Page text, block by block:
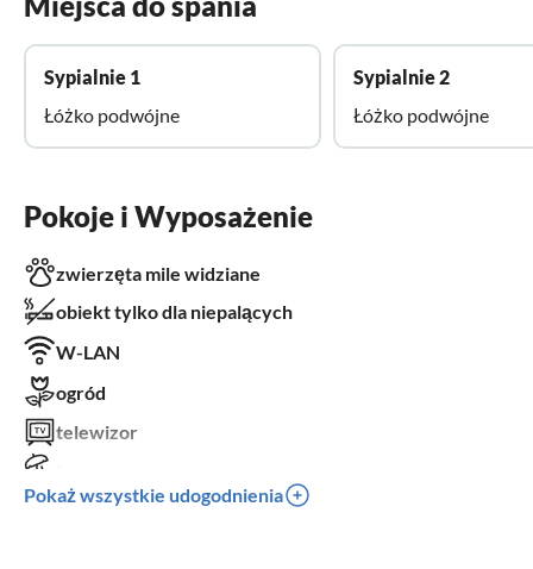
Sypialnie 1
Łóżko podwójne
Sypialnie 2
Łóżko podwójne
Pokoje i Wyposażenie
zwierzęta mile widziane
obiekt tylko dla niepalących
W-LAN
ogród
telewizor
zmywarka
Pokaż wszystkie udogodnienia